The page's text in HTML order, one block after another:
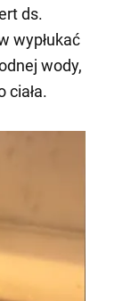
ds.
wypłukać
wody,
ciała.